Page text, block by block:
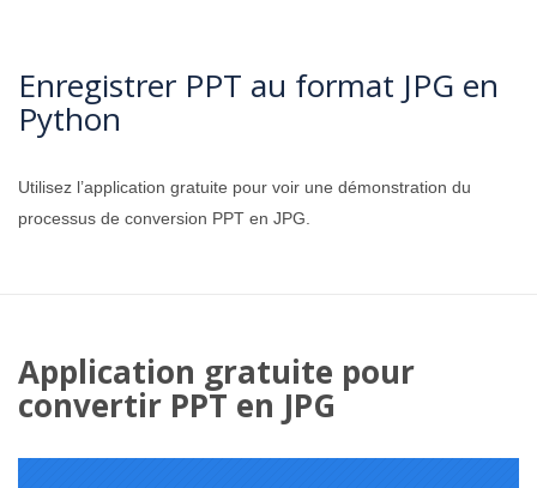
Enregistrer PPT au format JPG en
Python
Utilisez l’application gratuite pour voir une démonstration du
processus de conversion PPT en JPG.
Application gratuite pour
convertir PPT en JPG